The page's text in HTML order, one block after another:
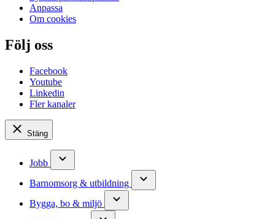
Anpassa
Om cookies
Följ oss
Facebook
Youtube
Linkedin
Fler kanaler
Stäng
Jobb
Barnomsorg & utbildning
Bygga, bo & miljö